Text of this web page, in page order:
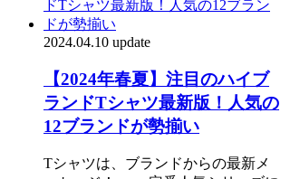
2024.04.10 update
【2024年春夏】注目のハイブ
ランドTシャツ最新版！人気の
12ブランドが勢揃い
Tシャツは、ブランドからの最新メ